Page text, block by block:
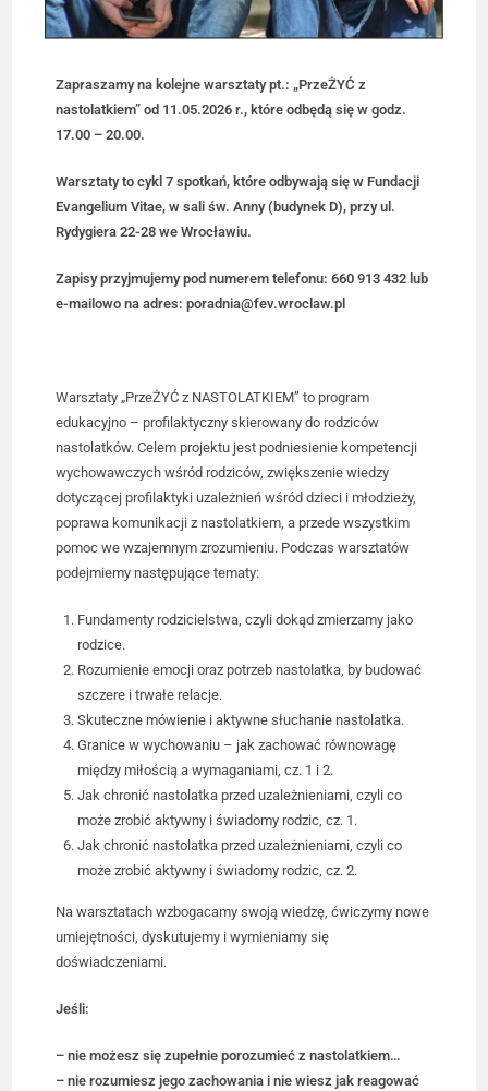
Zapraszamy na kolejne warsztaty pt.: „PrzeŻYĆ z
nastolatkiem” od 11.05.2026 r., które odbędą się w godz.
17.00 – 20.00.
Warsztaty to cykl 7 spotkań, które odbywają się w Fundacji
Evangelium Vitae, w sali św. Anny (budynek D), przy ul.
Rydygiera 22-28 we Wrocławiu.
Zapisy przyjmujemy pod numerem telefonu: 660 913 432 lub
e-mailowo na adres: poradnia@fev.wroclaw.pl
Warsztaty „PrzeŻYĆ z NASTOLATKIEM” to program
edukacyjno – profilaktyczny skierowany do rodziców
nastolatków. Celem projektu jest podniesienie kompetencji
wychowawczych wśród rodziców, zwiększenie wiedzy
dotyczącej profilaktyki uzależnień wśród dzieci i młodzieży,
poprawa komunikacji z nastolatkiem, a przede wszystkim
pomoc we wzajemnym zrozumieniu. Podczas warsztatów
podejmiemy następujące tematy:
Fundamenty rodzicielstwa, czyli dokąd zmierzamy jako
rodzice.
Rozumienie emocji oraz potrzeb nastolatka, by budować
szczere i trwałe relacje.
Skuteczne mówienie i aktywne słuchanie nastolatka.
Granice w wychowaniu – jak zachować równowagę
między miłością a wymaganiami, cz. 1 i 2.
Jak chronić nastolatka przed uzależnieniami, czyli co
może zrobić aktywny i świadomy rodzic, cz. 1.
Jak chronić nastolatka przed uzależnieniami, czyli co
może zrobić aktywny i świadomy rodzic, cz. 2.
Na warsztatach wzbogacamy swoją wiedzę, ćwiczymy nowe
umiejętności, dyskutujemy i wymieniamy się
doświadczeniami.
Jeśli:
– nie możesz się zupełnie porozumieć z nastolatkiem…
– nie rozumiesz jego zachowania i nie wiesz jak reagować